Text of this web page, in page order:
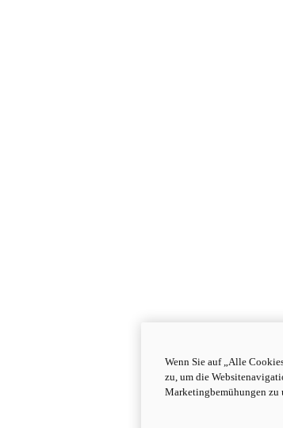
Wenn Sie auf „Alle
zu, um die
Marketingbemühungen zu